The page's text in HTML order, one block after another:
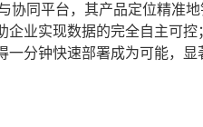
同平台，其产品定位精准地
业实现数据的完全自主可控
分钟快速部署成为可能，